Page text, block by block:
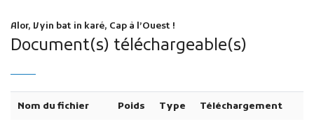
Alor, Vyin bat in karé, Cap à l’Ouest !
Document(s) téléchargeable(s)
Nom du fichier Poids Type Téléchargement